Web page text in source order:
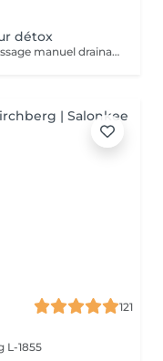
détox
Ce soin endermologie est suivi d'un massage manuel drainant au baume de modelage cryo. Il réactive les fonctions d'élimination de l'organisme, active les échanges circulatoires, élimine et draine les toxines et stimule la circulation lymphatique. - Actifs décongestionnants, drainants et tonifiants - Amélioration de la circulation sanguine et réduction de l'inflammation, adieu les jambes lourdes, gonflées et douloureuses - Convient également au femmes enceintes et allaitantes
121
L-1855